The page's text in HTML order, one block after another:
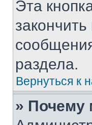
Эта
раздела.
Вернуться к
» Почему